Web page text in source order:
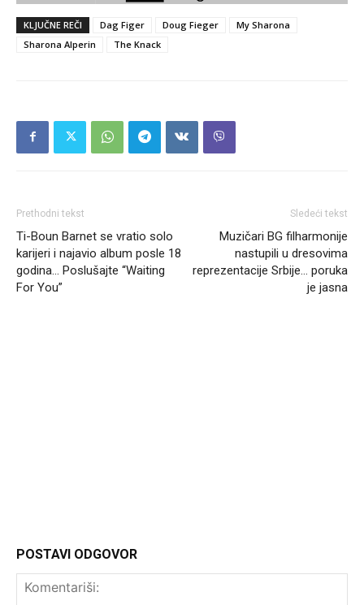
KLJUČNE REČI Dag Figer Doug Fieger
My Sharona
Sharona Alperin
The Knack
Prethodni tekst
Ti-Boun Barnet se vratio solo
karijeri i najavio album posle 18
godina… Poslušajte “Waiting
For You”
Sledeći tekst
Muzičari BG filharmonije
nastupili u dresovima
reprezentacije Srbije… poruka
je jasna
POSTAVI ODGOVOR